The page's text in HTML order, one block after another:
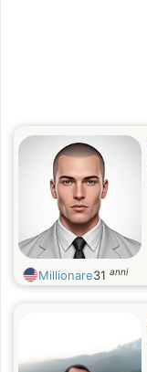
Millionare31 anni